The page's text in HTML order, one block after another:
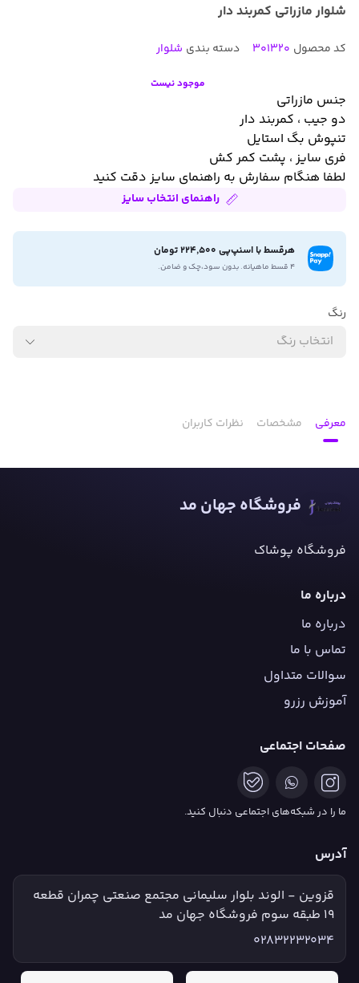
شلوار مازراتی کمربند دار
کد محصول 301320 دسته بندی شلوار
موجود نیست
جنس مازراتی
دو جیب ، کمربند دار
تنپوش بگ استایل
فری سایز ، پشت کمر کش
لطفا هنگام سفارش به راهنمای سایز دقت کنید
راهنمای انتخاب سایز
هرقسط با اسنپ‌پی 224,500 تومان
۴ قسط ماهیانه. بدون سود،چک و ضامن.
رنگ
انتخاب رنگ
معرفی مشخصات نظرات کاربران
فروشگاه جهان مد
فروشگاه پوشاک
درباره ما
درباره ما
تماس با ما
سوالات متداول
آموزش رزرو
صفحات اجتماعی
ما را در شبکه‌های اجتماعی دنبال کنید.
آدرس
قزوین - الوند بلوار سلیمانی مجتمع صنعتی چمران قطعه
۱۹ طبقه سوم فروشگاه جهان مد
02832232034